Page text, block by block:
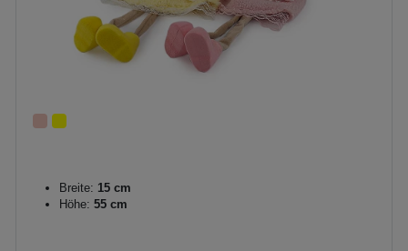
Breite: 15 cm
Höhe: 55 cm